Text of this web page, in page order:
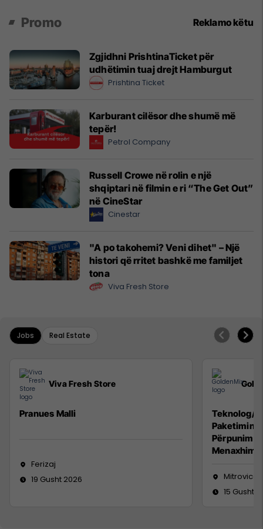
Promo Reklamo këtu
Zgjidhni PrishtinaTicket për
udhëtimin tuaj drejt Hamburgut
Prishtina Ticket
Karburant cilësor dhe shumë më
tepër!
Petrol Company
Russell Crowe në rolin e një
shqiptari në filmin e ri “The Get Out”
në CineStar
Cinestar
"A po takohemi? Veni dihet" – Një
histori që rritet bashkë me familjet
tona
Viva Fresh Store
Jobs Real Estate
Viva Fresh Store
Pranues Malli
Ferizaj
19 Gusht 2026
Teknolog/e
Paketimin
Mitrovicë
15 Gusht